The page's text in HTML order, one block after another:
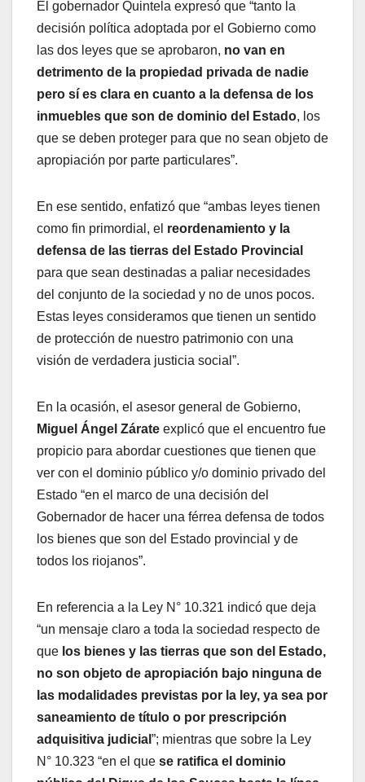
El gobernador Quintela expresó que “tanto la
decisión política adoptada por el Gobierno como
las dos leyes que se aprobaron, no van en
detrimento de la propiedad privada de nadie
pero sí es clara en cuanto a la defensa de los
inmuebles que son de dominio del Estado, los
que se deben proteger para que no sean objeto de
apropiación por parte particulares”.
En ese sentido, enfatizó que “ambas leyes tienen
como fin primordial, el reordenamiento y la
defensa de las tierras del Estado Provincial
para que sean destinadas a paliar necesidades
del conjunto de la sociedad y no de unos pocos.
Estas leyes consideramos que tienen un sentido
de protección de nuestro patrimonio con una
visión de verdadera justicia social”.
En la ocasión, el asesor general de Gobierno,
Miguel Ángel Zárate explicó que el encuentro fue
propicio para abordar cuestiones que tienen que
ver con el dominio público y/o dominio privado del
Estado “en el marco de una decisión del
Gobernador de hacer una férrea defensa de todos
los bienes que son del Estado provincial y de
todos los riojanos”.
En referencia a la Ley N° 10.321 indicó que deja
“un mensaje claro a toda la sociedad respecto de
que los bienes y las tierras que son del Estado,
no son objeto de apropiación bajo ninguna de
las modalidades previstas por la ley, ya sea por
saneamiento de título o por prescripción
adquisitiva judicial ”; mientras que sobre la Ley
N° 10.323 “en el que se ratifica el dominio